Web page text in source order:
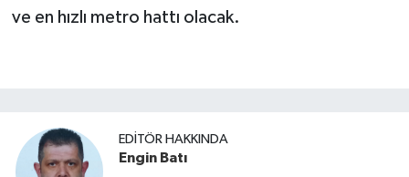
ve en hızlı metro hattı olacak.
EDITÖR HAKKINDA
Engin Batı